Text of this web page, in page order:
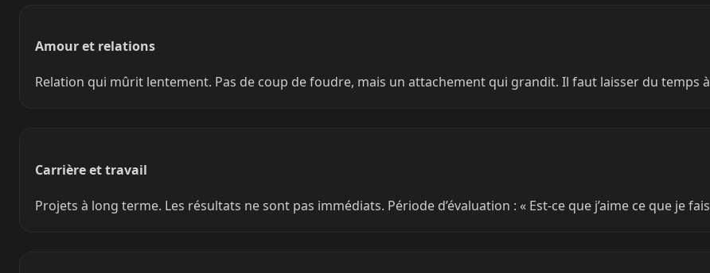
Amour et relations
Relation qui mûrit lentement. Pas de coup de foudre, mais un attachement qui grandit. Il faut laisser du temps
Carrière et travail
Projets à long terme. Les résultats ne sont pas immédiats. Période d’évaluation : « Est-ce que j’aime ce que je